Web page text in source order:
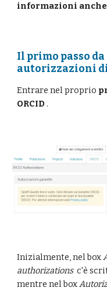
informazioni anche
Il primo passo da
autorizzazioni di
Entrare nel proprio
ORCID .
Inizialmente, nel box
authorizations
c'è
mentre nel box